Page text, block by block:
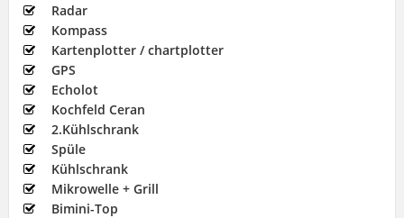
Radar
Kompass
Kartenplotter / chartplotter
GPS
Echolot
Kochfeld Ceran
2.Kühlschrank
Spüle
Kühlschrank
Mikrowelle + Grill
Bimini-Top